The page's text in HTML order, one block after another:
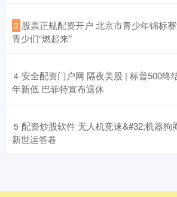
3 股票正规配资开户 北京市青少年锦标
青少们“燃起来”
4 安全配资门户网 隔夜美股 | 标普500终
年新低 巴菲特宣布退休
5 配资炒股软件 无人机竞速&#32;机器狗
新世运答卷